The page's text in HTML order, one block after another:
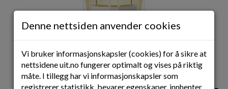
Denne nettsiden anvender cookies
Vi bruker informasjonskapsler (cookies) for å sikre at
nettsidene uit.no fungerer optimalt og vises på riktig
måte. I tillegg har vi informasjonskapsler som
registrerer statistikk, bevarer egenskaper, innhenter